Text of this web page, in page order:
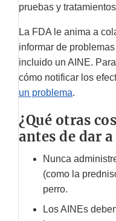
pruebas y
La FDA le anima a
informar de
incluido un AINE.
cómo notificar los
un problema.
¿Qué otras
antes de dar
Nunca
(como la
perro.
Los AINEs